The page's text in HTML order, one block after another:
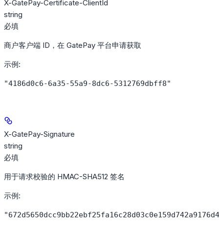
X-GatePay-Certificate-ClientId
string
必填
商户客户端 ID，在 GatePay 平台申请获取
示例:
"4186d0c6-6a35-55a9-8dc6-5312769dbff8"
X-GatePay-Signature
string
必填
用于请求校验的 HMAC-SHA512 签名
示例: